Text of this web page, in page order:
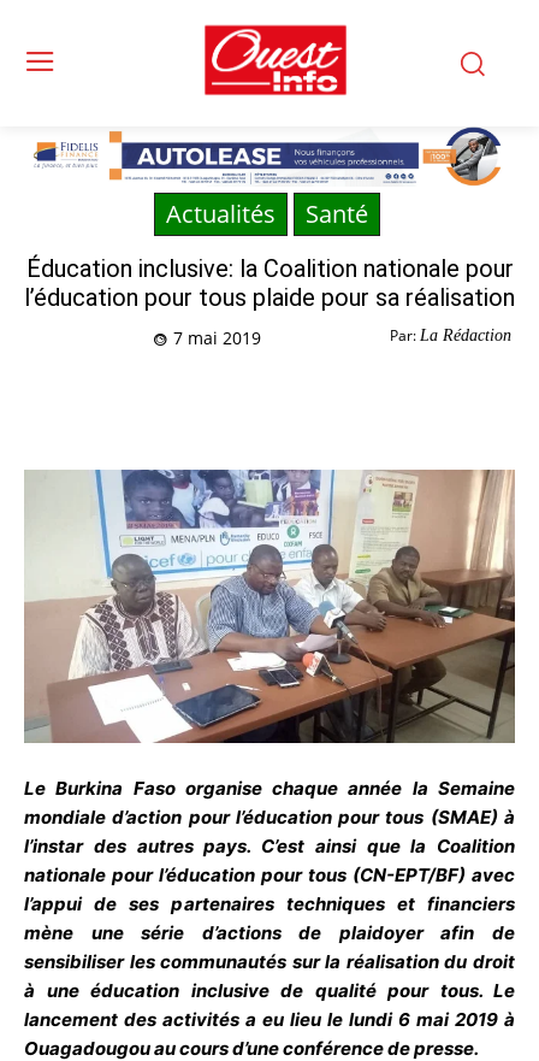
Actualités Santé
Éducation inclusive: la Coalition nationale pour
l’éducation pour tous plaide pour sa réalisation
Par: La Rédaction
7 mai 2019
Le Burkina Faso organise chaque année la Semaine
mondiale d’action pour l’éducation pour tous (SMAE) à
l’instar des autres pays. C’est ainsi que la Coalition
nationale pour l’éducation pour tous (CN-EPT/BF) avec
l’appui de ses partenaires techniques et financiers
mène une série d’actions de plaidoyer afin de
sensibiliser les communautés sur la réalisation du droit
à une éducation inclusive de qualité pour tous. Le
lancement des activités a eu lieu le lundi 6 mai 2019 à
Ouagadougou au cours d’une conférence de presse.